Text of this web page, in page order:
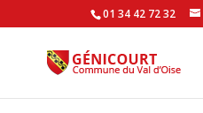
01 34 42 72 32